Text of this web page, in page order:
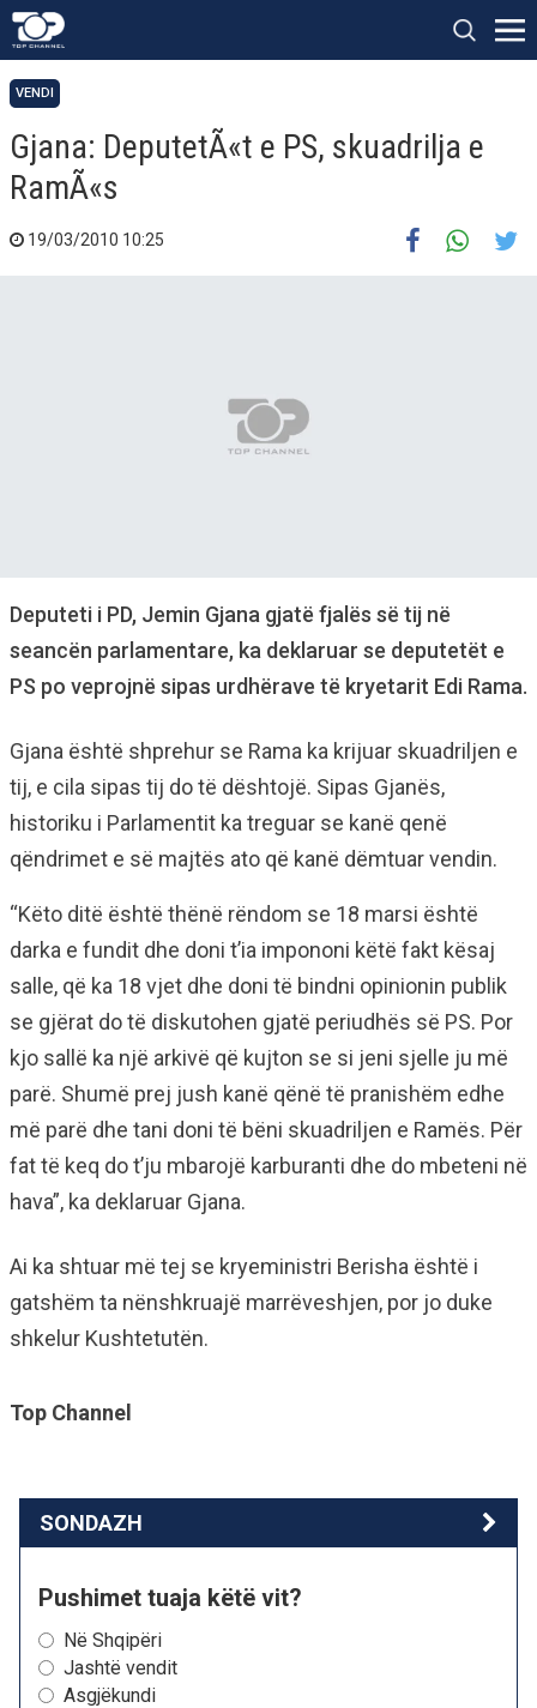
VENDI
Gjana: DeputetÃ«t e PS, skuadrilja e
RamÃ«s
19/03/2010 10:25
Deputeti i PD, Jemin Gjana gjatë fjalës së tij në
seancën parlamentare, ka deklaruar se deputetët e
PS po veprojnë sipas urdhërave të kryetarit Edi Rama.
Gjana është shprehur se Rama ka krijuar skuadriljen e
tij, e cila sipas tij do të dështojë. Sipas Gjanës,
historiku i Parlamentit ka treguar se kanë qenë
qëndrimet e së majtës ato që kanë dëmtuar vendin.
“Këto ditë është thënë rëndom se 18 marsi është
darka e fundit dhe doni t’ia impononi këtë fakt kësaj
salle, që ka 18 vjet dhe doni të bindni opinionin publik
se gjërat do të diskutohen gjatë periudhës së PS. Por
kjo sallë ka një arkivë që kujton se si jeni sjelle ju më
parë. Shumë prej jush kanë qënë të pranishëm edhe
më parë dhe tani doni të bëni skuadriljen e Ramës. Për
fat të keq do t’ju mbarojë karburanti dhe do mbeteni në
hava”, ka deklaruar Gjana.
Ai ka shtuar më tej se kryeministri Berisha është i
gatshëm ta nënshkruajë marrëveshjen, por jo duke
shkelur Kushtetutën.
Top Channel
SONDAZH
Pushimet tuaja këtë vit?
Në Shqipëri
Jashtë vendit
Asgjëkundi